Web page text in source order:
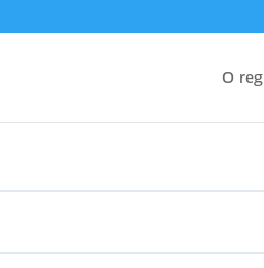
O
CZ